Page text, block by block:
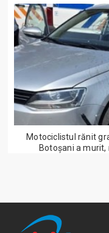
Motociclistul rănit
Botoșani a